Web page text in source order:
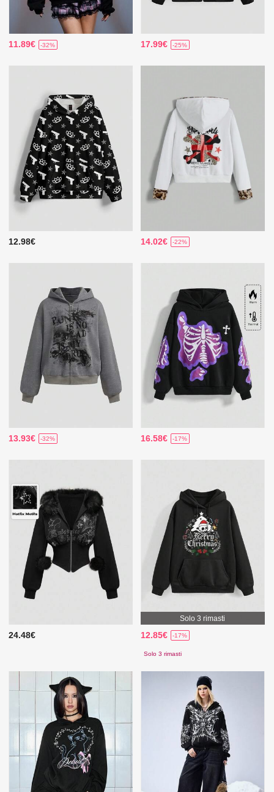
11.89€ -32% 17.99€ -25%
12.98€ 14.02€ -22%
13.93€ -32% 16.58€ -17%
24.48€
Solo 3 rimasti
12.85€ -17%
Solo 3 rimasti